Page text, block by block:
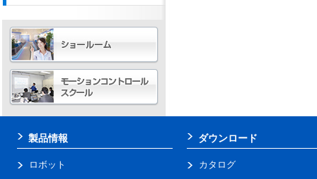
製品情報
ロボット
ダウンロード
カタログ